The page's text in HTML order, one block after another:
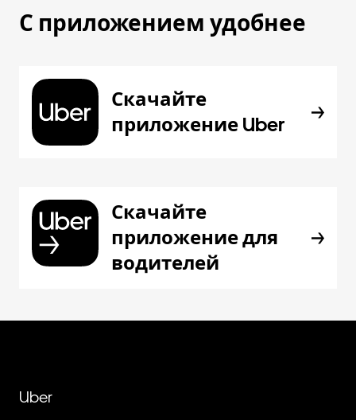
С приложением удобнее
Скачайте
приложение Uber
Скачайте
приложение для
водителей
Uber